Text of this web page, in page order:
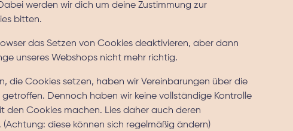
werden wir dich um deine Zustimmung zur
bitten.
das Setzen von Cookies deaktivieren, aber dann
unseres Webshops nicht mehr richtig.
die Cookies setzen, haben wir Vereinbarungen über die
Dennoch haben wir keine vollständige Kontrolle
den Cookies machen. Lies daher auch deren
diese können sich regelmäßig ändern)